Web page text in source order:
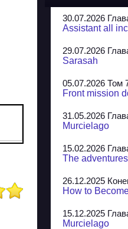
30.07.2026
Assistant all
29.07.2026
Sarasah
05.07.2026 Том
Front mission
31.05.2026
Murcielago
15.02.2026
The
26.12.2025
How to
15.12.2025
Murcielago